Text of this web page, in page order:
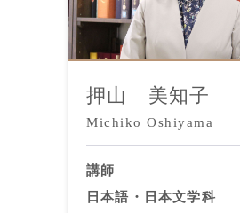
押山 美知子
Michiko Oshiyama
講師
日本語・日本文学科